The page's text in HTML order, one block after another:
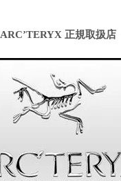
ARC’TERYX 正規取扱店